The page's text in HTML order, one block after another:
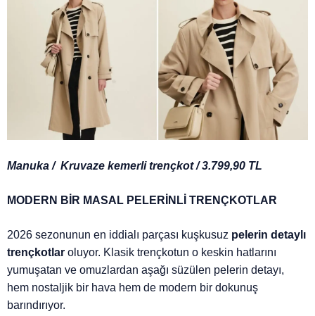
Manuka / Kruvaze kemerli trençkot / 3.799,90 TL
MODERN BİR MASAL PELERİNLİ TRENÇKOTLAR
2026 sezonunun en iddialı parçası kuşkusuz pelerin detaylı
trençkotlar oluyor. Klasik trençkotun o keskin hatlarını
yumuşatan ve omuzlardan aşağı süzülen pelerin detayı,
hem nostaljik bir hava hem de modern bir dokunuş
barındırıyor.